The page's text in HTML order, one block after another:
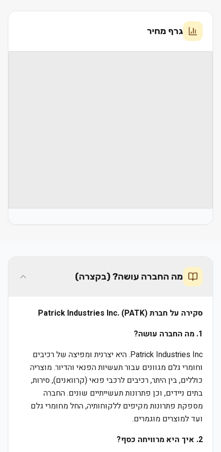
גרף מחיר
מה החברה עושה? (בקצרה)
סקירה על חברת Patrick Industries Inc. (PATK)
1. מה החברה עושה?
Patrick Industries Inc. היא יצרנית ומפיצה של רכיבים
וחומרי גלם מגוונים עבור תעשיות הפנאי והדיור. מוצריה
כוללים, בין היתר, רכיבים לרכבי פנאי (קרוואנים), סירות,
בתים ניידים, וכן פתרונות תעשייתיים שונים. החברה
מספקת פתרונות מקיפים ללקוחותיה, החל מחומרי גלם
ועד למוצרים מוגמרים.
2. איך היא מרוויחה כסף?